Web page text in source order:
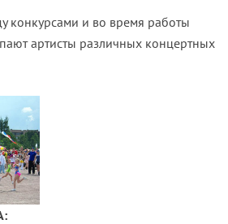
конкурсами и во время работы
артисты различных концертных